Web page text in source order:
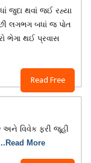
Read Free
જુદા થવાં જઈ રહ્યા
લગભગ બધાં જ પોત
ભેગા થઈ પ્રવાસ
વિવેક ફરી જૂહી
More